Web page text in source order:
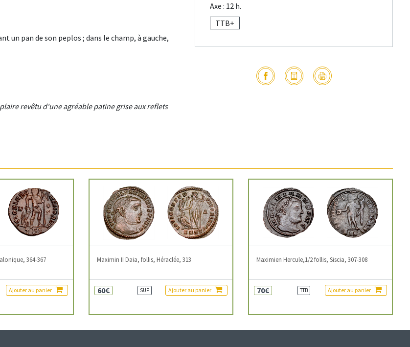
un pan de son peplos ; dans le champ, à gauche,
revêtu d'une agréable patine grise aux reflets
Axe : 12 h.
TTB+
364-367
Ajouter au panier
Maximin II Daia, follis, Héraclée, 313
60€ SUP Ajouter au panier
Maximien Hercule,1/2 follis, Siscia, 307-308
70€ TTB Ajouter au panier